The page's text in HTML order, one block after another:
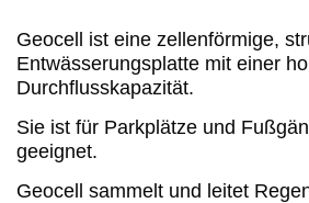
Geocell ist eine zellenförmige,
Entwässerungsplatte mit einer
Durchflusskapazität.
Sie ist für Parkplätze und
geeignet.
Geocell sammelt und leitet